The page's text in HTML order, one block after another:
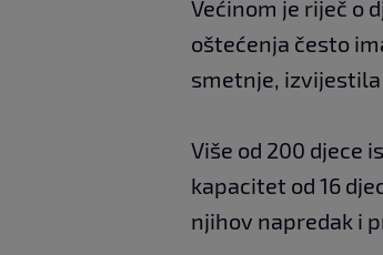
Većinom je riječ o
oštećenja često
smetnje, izvijestila
Više od 200 djece
kapacitet od 16
njihov napredak i